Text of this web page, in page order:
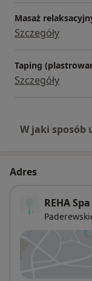
Masaż
Szczegóły
Taping
Szczegóły
W jaki sposób
Adres
REHA Spa